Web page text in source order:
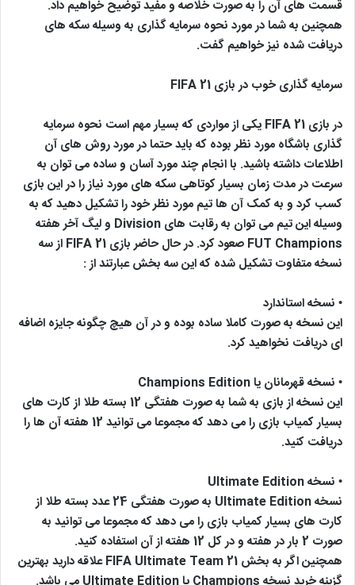
قسمت های آن را به صورت خلاصه و مفید توضیح خواهیم داد.
همچنین به شما در مورد نحوه سرمایه گذاری به وسیله سکه های
دریافت شده نیز خواهیم گفت.
سرمایه گذاری خوب در بازی FIFA 21
در بازی FIFA 21 یکی از مواردی که بسیار مهم است نحوه سرمایه
گذاری باشگاه مورد نظر بوده که باید حتما در مورد روش های آن
اطلاعات داشته باشید. با انجام چند مورد آسان و ساده می توان به
سرعت در مدت زمان بسیار کوتاهی سکه های مورد نیاز را در این بازی
کسب کرد و به کمک آن ها تیم مورد نظر خود را تشکیل دهید که به
وسیله این تیم می توان به رقابت های Division و لیگ آخر هفته
FUT Champions صعود کرد. در حال حاضر بازی FIFA 21 از سه
نسخه متفاوت تشکیل شده که این سه بخش عبارتند از :
• نسخه استاندارد
این نسخه به صورت کاملا ساده بوده و در آن هیچ چگونه جایزه اضافه
ای دریافت نخواهید کرد.
• نسخه قهرمانان یا Champions Edition
این نسخه از بازی به شما به صورت هفتگی 12 بسته طلا از کارت های
بسیار کمیاب بازی را می دهد که مجموعا می توانید 12 هفته آن ها را
دریافت کنید.
• نسخه Ultimate Edition
نسخه Ultimate Edition به صورت هفتگی 24 عدد بسته طلا از
کارت های بسیار کمیاب بازی را می دهد که مجموعا می توانید به
صورت 2 بار در هفته و در کل 12 هفته از آن استفاده کنید.
همچنین اگر به بخش FIFA Ultimate Team 21 علاقه دارید بهترین